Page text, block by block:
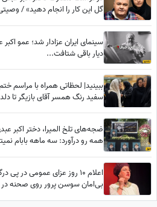
گل این کار را انجام دهید» /
سینمای ایران عزادار شد؛ عمو
دیار باقی شتافت...
ببینید| لحظاتی همراه با مراسم
سفید رنگ همسر آقای بازیگر تا
ضجه‌های تلخ المیرا، دختر اکبر
همه رو درآورد: سه ماهه بابام
اعلام 10 روز عزای عمومی
بی‌امان سوسن پرور روی صحنه